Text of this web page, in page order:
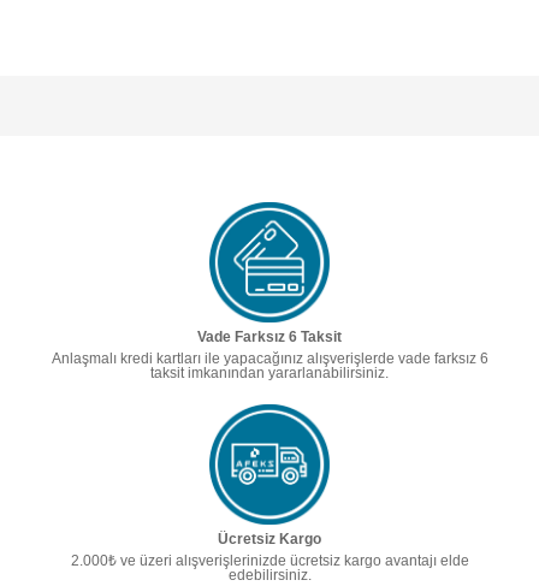
Vade Farksız 6 Taksit
Anlaşmalı kredi kartları ile yapacağınız alışverişlerde vade farksız 6
taksit imkanından yararlanabilirsiniz.
Ücretsiz Kargo
2.000₺ ve üzeri alışverişlerinizde ücretsiz kargo avantajı elde
edebilirsiniz.